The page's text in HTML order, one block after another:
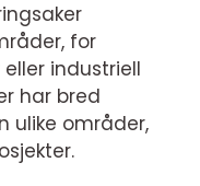
for
industriell
har bred
ulike områder,